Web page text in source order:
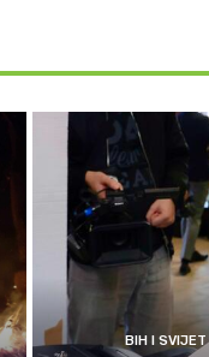
BIH I SVIJET